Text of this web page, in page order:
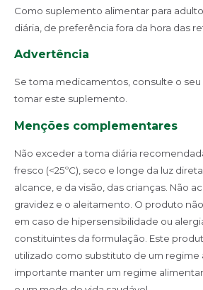
Como suplemento alimentar para
diária, de preferência fora da hora das
Advertência
Se toma medicamentos, consulte o
tomar este suplemento.
Menções complementares
Não exceder a toma diária
fresco (<25ºC), seco e longe da luz
alcance, e da visão, das crianças. Não
gravidez e o aleitamento. O produto
em caso de hipersensibilidade ou
constituintes da formulação. Este
utilizado como substituto de um regime
importante manter um regime